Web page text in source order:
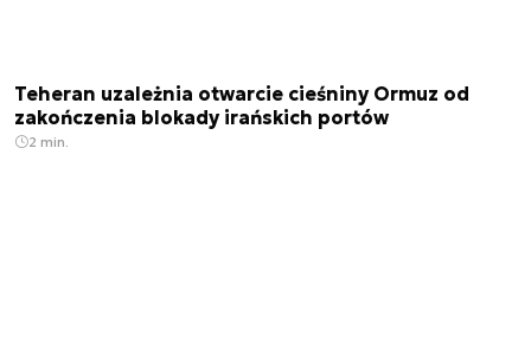
Teheran uzależnia otwarcie cieśniny Ormuz od
zakończenia blokady irańskich portów
2 min.